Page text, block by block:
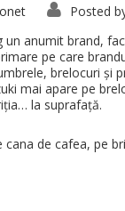
Posted
un anumit brand,
pe care
brelocuri și
mai apare pe
la suprafață.
cana de cafea, pe